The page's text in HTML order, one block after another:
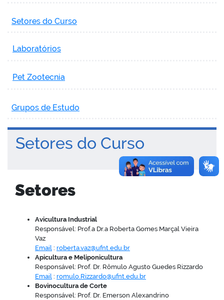
Setores do Curso
Laboratórios
Pet Zootecnia
Grupos de Estudo
Setores do Curso
Setores
Avicultura Industrial
Responsável: Prof.a Dr.a Roberta Gomes Marçal Vieira
Vaz
Email : roberta.vaz@ufnt.edu.br
Apicultura e Meliponicultura
Responsável: Prof. Dr. Rômulo Agusto Guedes Rizzardo
Email : romulo.Rizzardo@ufnt.edu.br
Bovinocultura de Corte
Responsável: Prof. Dr. Emerson Alexandrino